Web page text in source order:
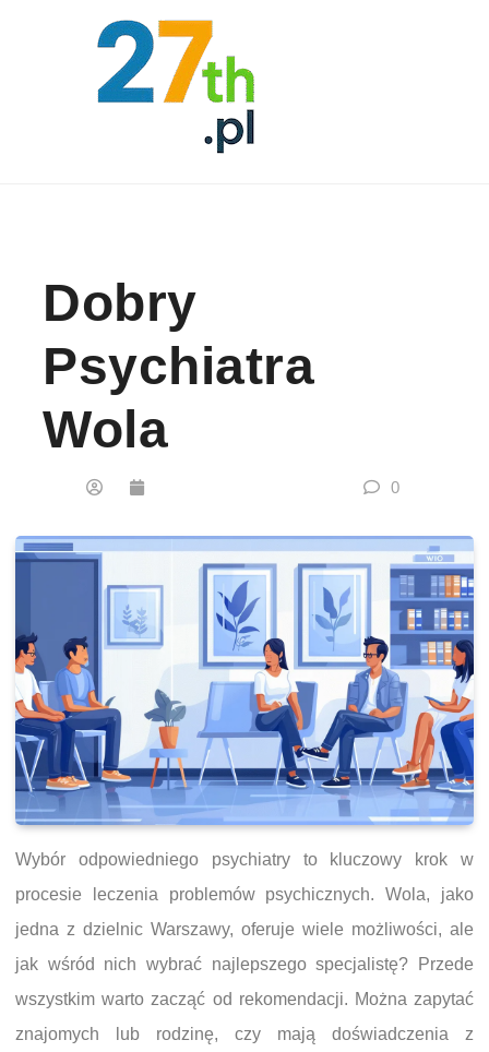
Dobry
Psychiatra
Wola
0
Wybór odpowiedniego psychiatry to kluczowy krok w
procesie leczenia problemów psychicznych. Wola, jako
jedna z dzielnic Warszawy, oferuje wiele możliwości, ale
jak wśród nich wybrać najlepszego specjalistę? Przede
wszystkim warto zacząć od rekomendacji. Można zapytać
znajomych lub rodzinę, czy mają doświadczenia z